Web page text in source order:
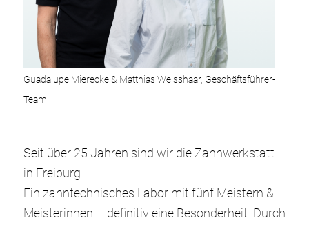
Guadalupe Mierecke & Matthias Weisshaar, Geschäftsführer-
Team
Seit über 25 Jahren sind wir die Zahnwerkstatt
in Freiburg.
Ein zahntechnisches Labor mit fünf Meistern &
Meisterinnen – definitiv eine Besonderheit. Durch